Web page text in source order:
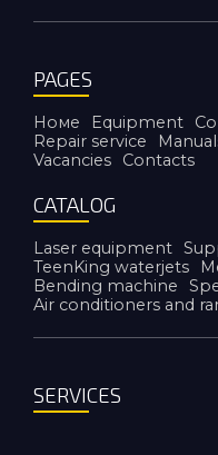
PAGES
Номе Equipment
Repair service
Vacancies
Contacts
CATALOG
Laser equipment
TeenKing waterjets
Bending machine
Air conditioners and
SERVICES